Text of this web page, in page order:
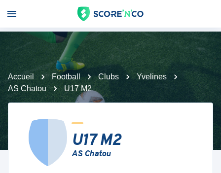
Accueil Football Clubs
Yvelines
AS Chatou
U17 M2
U17 M2
AS Chatou